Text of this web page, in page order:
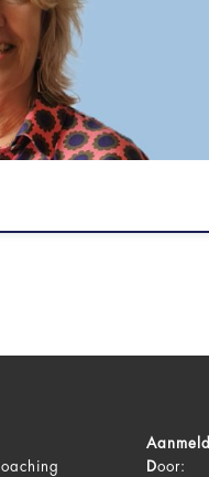
- NIP geregistreerd
Vereniging EMDR
Door: